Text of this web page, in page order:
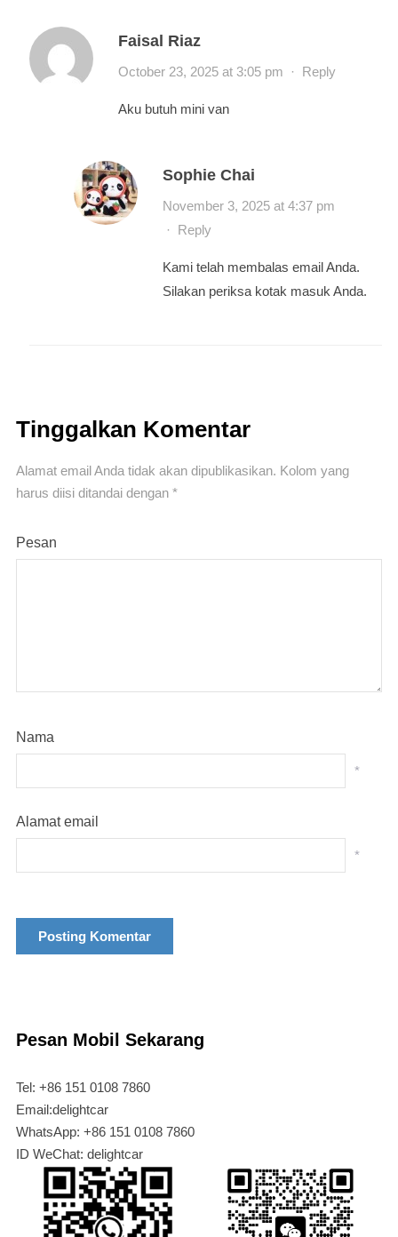
Faisal Riaz
October 23, 2025 at 3:05 pm · Reply
Aku butuh mini van
Sophie Chai
November 3, 2025 at 4:37 pm
· Reply
Kami telah membalas email Anda.
Silakan periksa kotak masuk Anda.
Tinggalkan Komentar
Alamat email Anda tidak akan dipublikasikan. Kolom yang
harus diisi ditandai dengan *
Pesan
Nama
*
Alamat email
*
Pesan Mobil Sekarang
Tel: +86 151 0108 7860
Email:delightcar
WhatsApp: +86 151 0108 7860
ID WeChat: delightcar